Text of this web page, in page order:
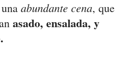
abundante cena, que
asado, ensalada, y